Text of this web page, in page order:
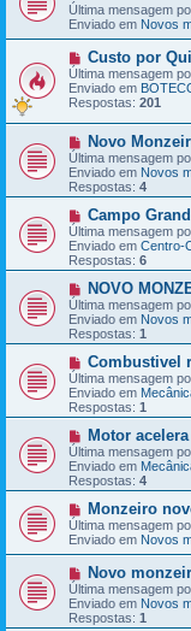
s
a
g
e
m
v
a
m
e
n
s
a
g
e
m
Última mensagem
Enviado em Novos
N
o
v
a
m
e
s
a
g
e
m
Custo por
Última mensagem
Enviado em
Respostas: 201
N
o
v
a
m
e
n
s
a
g
e
m
Novo
Última mensagem
Enviado em Novos
Respostas: 4
N
o
v
a
m
e
n
s
a
g
e
m
Campo
Última mensagem
Enviado em Centro-
Respostas: 6
N
o
v
a
m
e
n
s
a
g
e
m
NOVO
Última mensagem
Enviado em Novos
Respostas: 1
N
o
v
a
m
e
n
s
a
g
e
m
Combustivel
Última mensagem
Enviado em
Respostas: 1
N
o
v
a
m
e
n
s
a
e
m
Motor
Última mensagem
Enviado em
Respostas: 4
N
o
v
a
m
e
n
s
a
Monzeiro
Última mensagem
Enviado em Novos
N
o
v
a
m
Novo
Última mensagem
Enviado em Novos
Respostas: 1